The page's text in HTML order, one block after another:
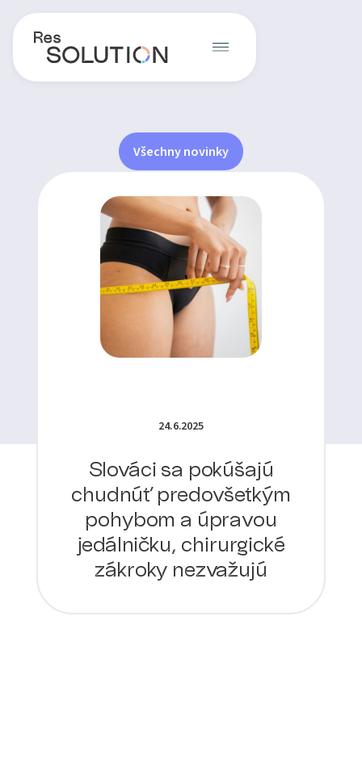
Všechny novinky
24.6.2025
Slováci sa pokúšajú
chudnúť predovšetkým
pohybom a úpravou
jedálničku, chirurgické
zákroky nezvažujú